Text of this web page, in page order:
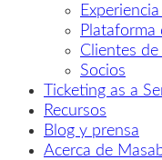
Plataforma
Clientes
Socios
Ticketing as a
Recursos
Blog y prensa
Acerca de